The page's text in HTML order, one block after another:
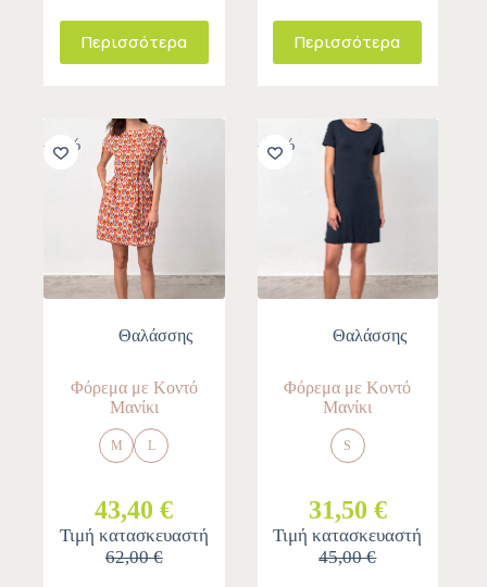
Περισσότερα Περισσότερα
-30%
Θαλάσσης
Φόρεμα με Κοντό
Μανίκι
M L
43,40 €
Τιμή κατασκευαστή
62,00 €
-30%
Θαλάσσης
Φόρεμα με Κοντό
Μανίκι
S
31,50 €
Τιμή κατασκευαστή
45,00 €